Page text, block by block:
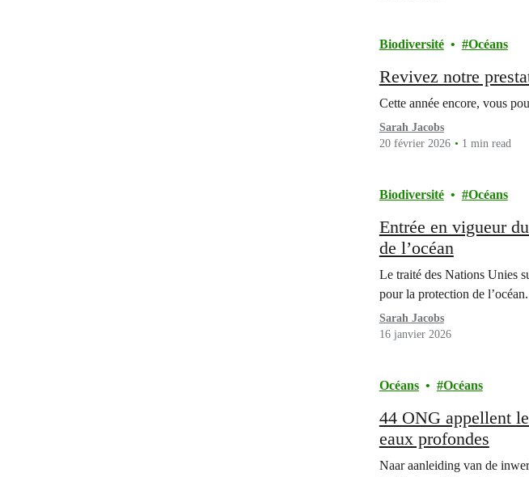
Biodiversité Océans
Revivez notre
Cette année encore, vous
Sarah Jacobs
20 février 2026
1 min read
Biodiversité Océans
Entrée en vigueur
de l’océan
Le traité des Nations Unies
pour la protection de
Sarah Jacobs
16 janvier 2026
Océans Océans
44 ONG appellent
eaux profondes
Naar aanleiding van de